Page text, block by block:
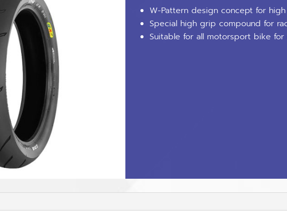
W-Pattern design concept for
Special high grip compound for
Suitable for all motorsport bike